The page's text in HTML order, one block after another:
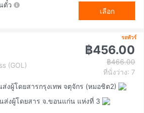
ตั๋ว
เลือก
รถทัวร์
(GOL)
฿456.00
฿466.00
ที่นั่งว่าง: 7
งผู้โดยสารกรุงเทพ จตุจักร (หมอชิต2)
ส่งผู้โดยสาร จ.ขอนแก่น แห่งที่ 3